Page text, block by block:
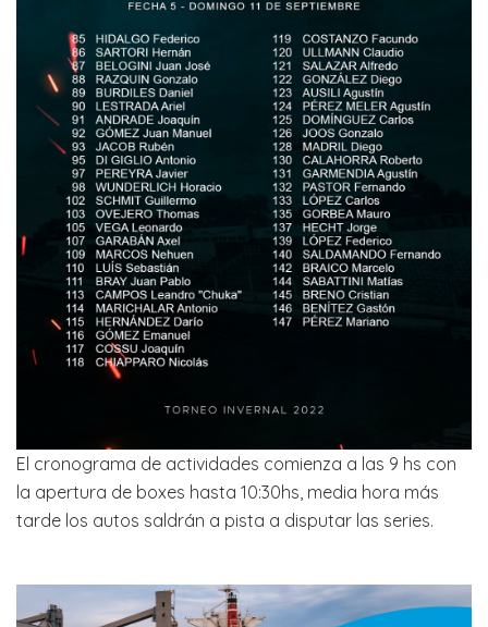
El cronograma de actividades comienza a las 9 hs con
la apertura de boxes hasta 10:30hs, media hora más
tarde los autos saldrán a pista a disputar las series.